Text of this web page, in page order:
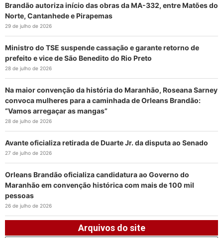
Brandão autoriza início das obras da MA-332, entre Matões do
Norte, Cantanhede e Pirapemas
29 de julho de 2026
Ministro do TSE suspende cassação e garante retorno de
prefeito e vice de São Benedito do Rio Preto
28 de julho de 2026
Na maior convenção da história do Maranhão, Roseana Sarney
convoca mulheres para a caminhada de Orleans Brandão:
“Vamos arregaçar as mangas”
28 de julho de 2026
Avante oficializa retirada de Duarte Jr. da disputa ao Senado
27 de julho de 2026
Orleans Brandão oficializa candidatura ao Governo do
Maranhão em convenção histórica com mais de 100 mil
pessoas
26 de julho de 2026
Arquivos do site